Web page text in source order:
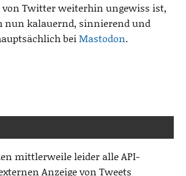
von Twitter weiterhin ungewiss ist,
kalauernd, sinnierend und
beiMastodon.
mittlerweile leider alle API-
Anzeige von Tweets